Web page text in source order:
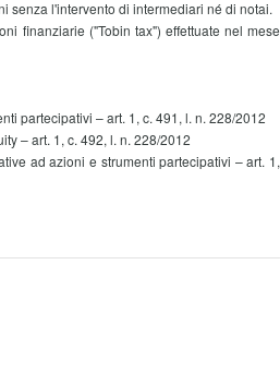
senza l'intervento di intermediari né di notai.
finanziarie ("Tobin tax") effettuate nel mese
partecipativi – art. 1, c. 491, l. n. 228/2012
– art. 1, c. 492, l. n. 228/2012
ad azioni e strumenti partecipativi – art. 1,